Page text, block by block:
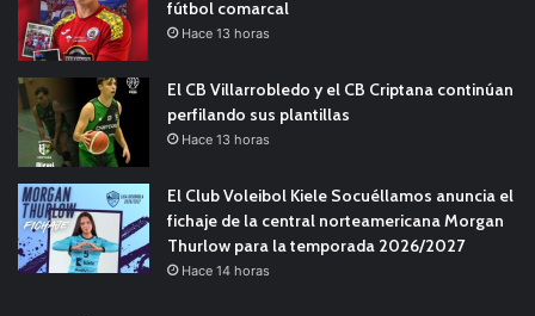
fútbol comarcal
Hace 13 horas
El CB Villarrobledo y el CB Criptana continúan
perfilando sus plantillas
Hace 13 horas
El Club Voleibol Kiele Socuéllamos anuncia el
fichaje de la central norteamericana Morgan
Thurlow para la temporada 2026/2027
Hace 14 horas